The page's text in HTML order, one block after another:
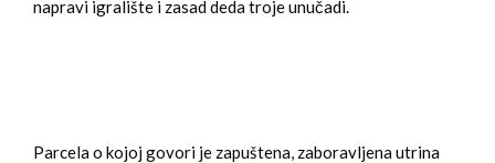
napravi igralište i zasad deda troje unučadi.
Parcela o kojoj govori je zapuštena, zaboravljena utrina